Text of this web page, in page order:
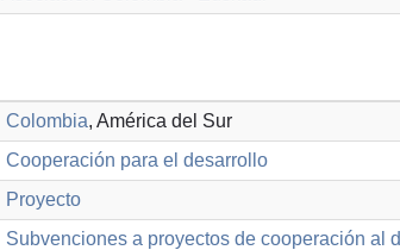
Colombia, América del Sur
Cooperación para el desarrollo
Proyecto
Subvenciones a proyectos de cooperación al